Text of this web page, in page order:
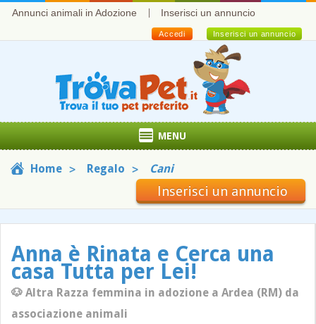
Annunci animali in Adozione Inserisci un annuncio
Inserisci un annuncio
Accedi
MENU
Home Regalo Cani
Inserisci un annuncio
Anna è Rinata e Cerca una
casa Tutta per Lei!
🐶 Altra Razza femmina in adozione a Ardea (RM) da
associazione animali